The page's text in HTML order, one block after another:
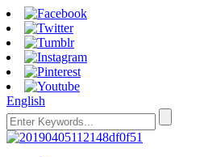
English